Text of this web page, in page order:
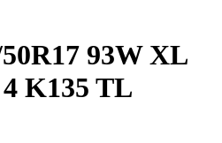
93W XL
K135 TL